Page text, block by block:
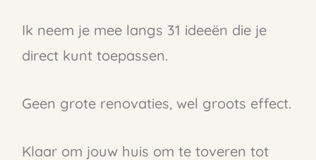
Ik neem je mee langs 31 ideeën die je
direct kunt toepassen.
Geen grote renovaties, wel groots effect.
Klaar om jouw huis om te toveren tot